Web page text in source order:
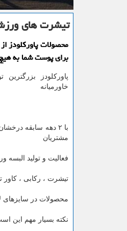
تیشرت های
محصولات پاوركلودز
برای پوست شما به
پاورکلودز
خاورمیانه
مشتریان
فعالیت و تولید البسه
تیشرت ، رکابی ، کاور
محصولات در سایزهای لارج ، ایکس لارج . ۲
نکته بسیار مهم این